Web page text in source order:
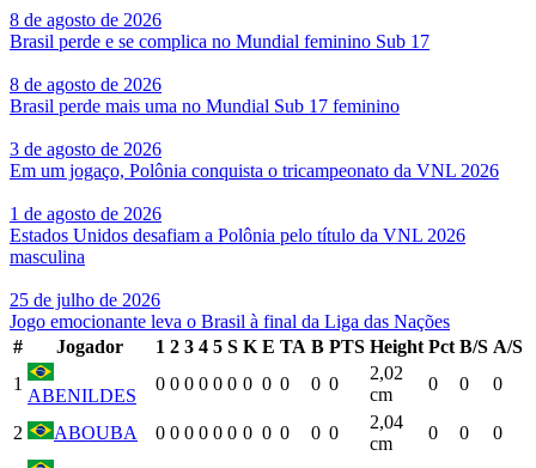
8 de agosto de 2026
Brasil perde e se complica no Mundial feminino Sub 17
8 de agosto de 2026
Brasil perde mais uma no Mundial Sub 17 feminino
3 de agosto de 2026
Em um jogaço, Polônia conquista o tricampeonato da VNL 2026
1 de agosto de 2026
Estados Unidos desafiam a Polônia pelo título da VNL 2026
masculina
25 de julho de 2026
Jogo emocionante leva o Brasil à final da Liga das Nações
#
Jogador 1 2 3 4 5 S K E TA B PTS Height Pct B/S A/S
1
ABENILDES
0 0 0 0 0 0 0 0 0 0 0
2,02
cm
0 0 0
2 ABOUBA 0 0 0 0 0 0 0 0 0 0 0
2,04
cm
0 0 0